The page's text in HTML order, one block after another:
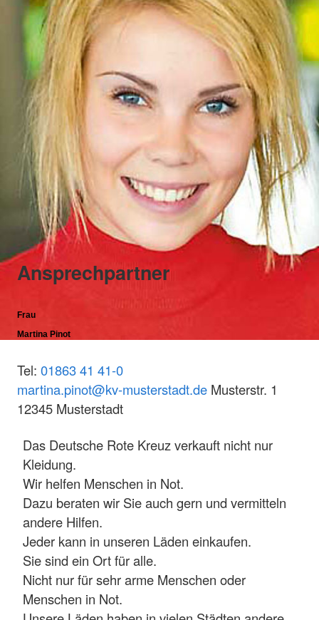
Ansprechpartner
Frau
Martina Pinot
Tel: 01863 41 41-0
martina.pinot@kv-musterstadt.de Musterstr. 1
12345 Musterstadt
Das Deutsche Rote Kreuz verkauft nicht nur
Kleidung.
Wir helfen Menschen in Not.
Dazu beraten wir Sie auch gern und vermitteln
andere Hilfen.
Jeder kann in unseren Läden einkaufen.
Sie sind ein Ort für alle.
Nicht nur für sehr arme Menschen oder
Menschen in Not.